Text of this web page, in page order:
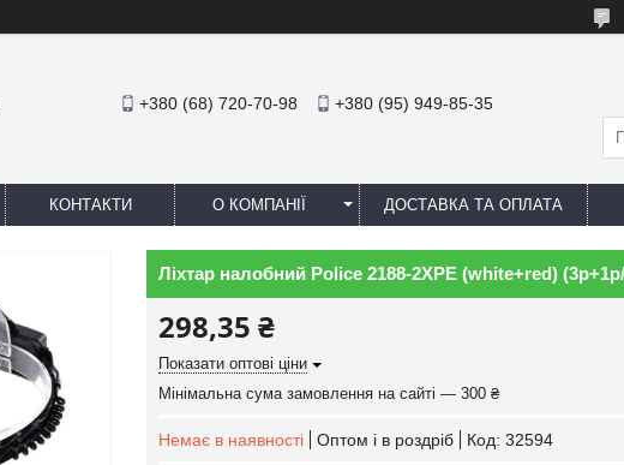
+380 (68) 720-70-98 +380 (95) 949-85-35
КОНТАКТИ О КОМПАНІЇ ДОСТАВКА ТА ОПЛАТА
Ліхтар налобний Police 2188-2XPE (white+red)
298,35 ₴
Показати оптові ціни
Мінімальна сума замовлення на сайті — 300 ₴
Немає в наявності Оптом і в роздріб Код: 32594